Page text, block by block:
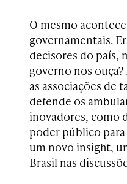
O mesmo
governamentais.
decisores do país,
governo nos
as associações de
defende os
inovadores, como
poder público
um novo insight,
Brasil nas